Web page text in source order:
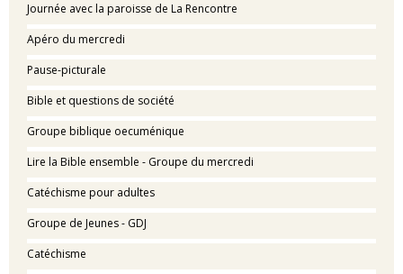
Journée avec la paroisse de La Rencontre
Apéro du mercredi
Pause-picturale
Bible et questions de société
Groupe biblique oecuménique
Lire la Bible ensemble - Groupe du mercredi
Catéchisme pour adultes
Groupe de Jeunes - GDJ
Catéchisme